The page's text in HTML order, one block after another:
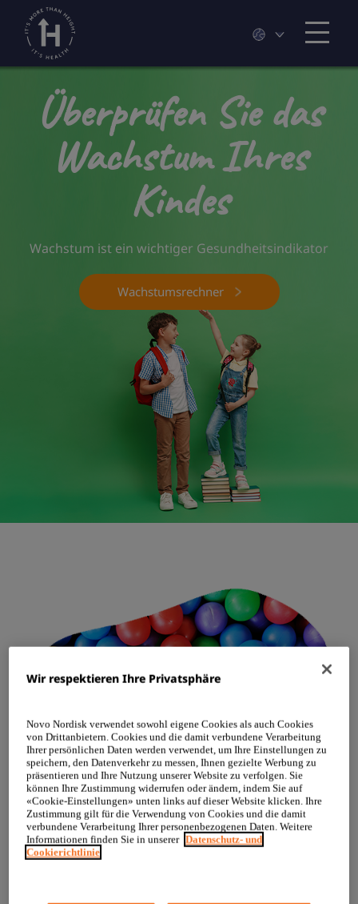
Überprüfen Sie das
Wachstum Ihres
Kindes
Wachstum ist ein wichtiger Gesundheitsindikator
Wachstumsrechner
Wir respektieren Ihre Privatsphäre
Novo Nordisk verwendet sowohl eigene Cookies als auch Cookies
von Drittanbietern. Cookies und die damit verbundene Verarbeitung
Ihrer persönlichen Daten werden verwendet, um Ihre Einstellungen zu
speichern, den Datenverkehr zu messen, Ihnen gezielte Werbung zu
präsentieren und Ihre Nutzung unserer Website zu verfolgen. Sie
können Ihre Zustimmung widerrufen oder ändern, indem Sie auf
«Cookie-Einstellungen» unten links auf dieser Website klicken. Ihre
Zustimmung gilt für die Verwendung von Cookies und die damit
verbundene Verarbeitung Ihrer personenbezogenen Daten. Weitere
Informationen finden Sie in unserer Datenschutz- und
Cookierichtlinie